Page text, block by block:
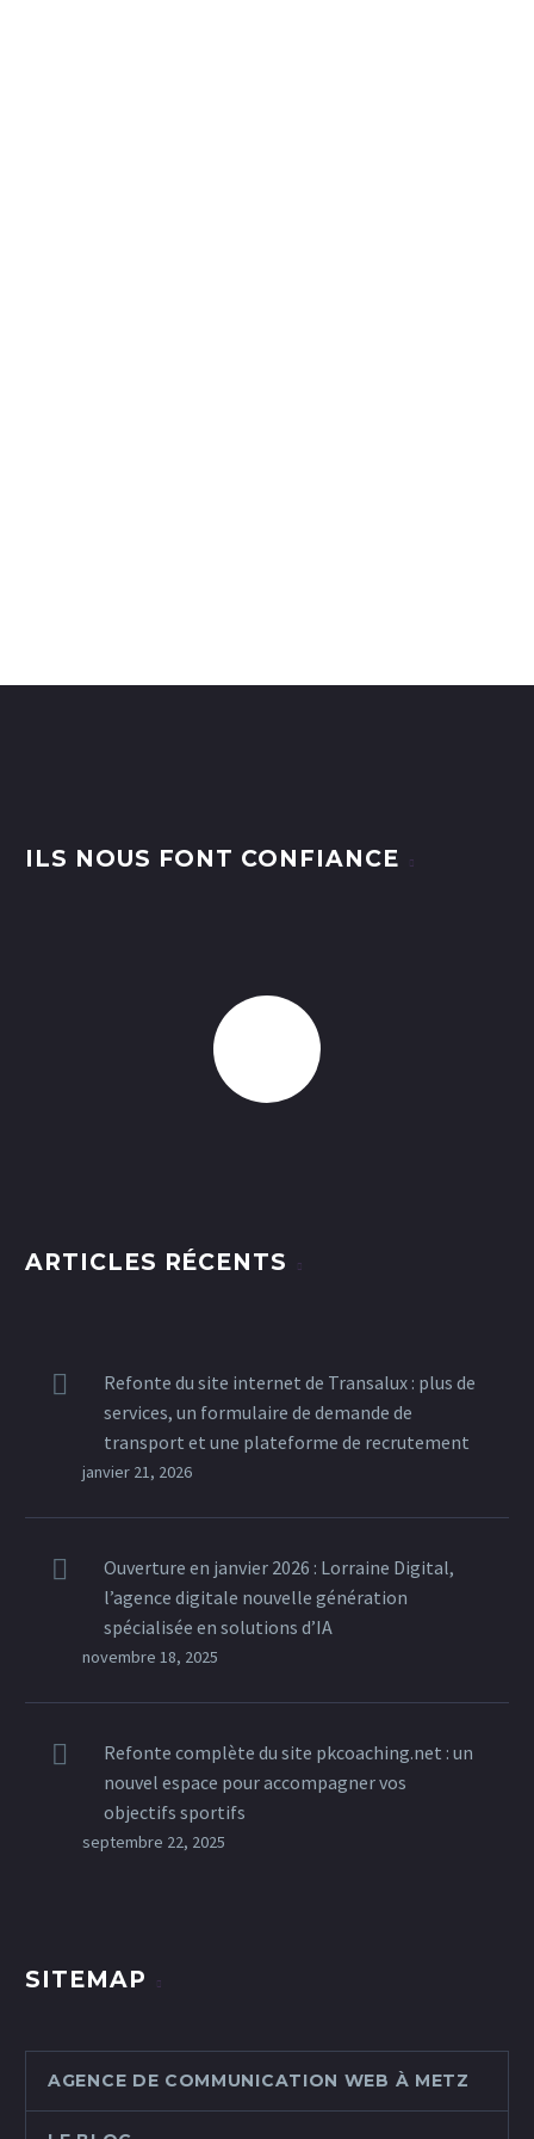
ILS NOUS FONT CONFIANCE
ARTICLES RÉCENTS
Refonte du site internet de Transalux : plus de
services, un formulaire de demande de
transport et une plateforme de recrutement
janvier 21, 2026
Ouverture en janvier 2026 : Lorraine Digital,
l’agence digitale nouvelle génération
spécialisée en solutions d’IA
novembre 18, 2025
Refonte complète du site pkcoaching.net : un
nouvel espace pour accompagner vos
objectifs sportifs
septembre 22, 2025
SITEMAP
AGENCE DE COMMUNICATION WEB À METZ